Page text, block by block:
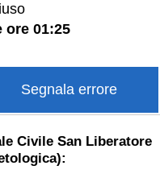
ore 01:25
Segnala errore
Civile San Liberatore